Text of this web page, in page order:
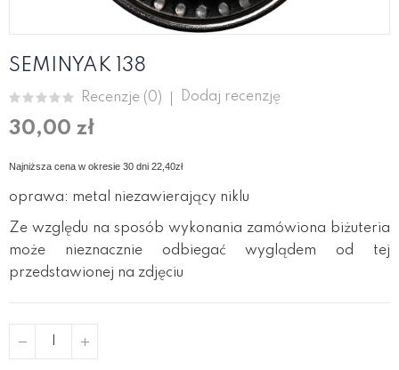
SEMINYAK 138
Recenzje (0) Dodaj recenzję
30,00 zł
Najniższa cena w okresie 30 dni 22,40zł
oprawa: metal niezawierający niklu
Ze względu na sposób wykonania zamówiona biżuteria
może nieznacznie odbiegać wyglądem od tej
przedstawionej na zdjęciu